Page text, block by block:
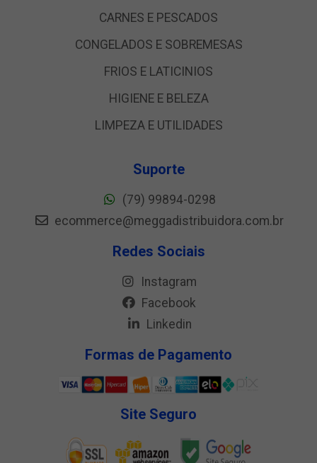
CARNES E PESCADOS
CONGELADOS E SOBREMESAS
FRIOS E LATICINIOS
HIGIENE E BELEZA
LIMPEZA E UTILIDADES
Suporte
(79) 99894-0298
ecommerce@meggadistribuidora.com.br
Redes Sociais
Instagram
Facebook
Linkedin
Formas de Pagamento
Site Seguro